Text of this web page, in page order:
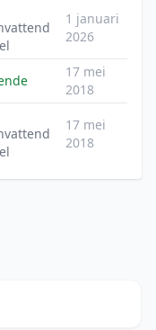
1 januari
2026
17 mei
2018
17 mei
2018